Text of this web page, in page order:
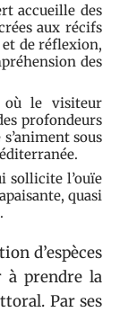
accueille des
aux récifs
et de réflexion,
des
où le visiteur
profondeurs
sous
sollicite l’ouïe
quasi
d’espèces
prendre la
Par ses